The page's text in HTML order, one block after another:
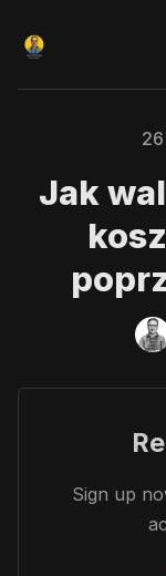
Czym jest
Jak
Sign up